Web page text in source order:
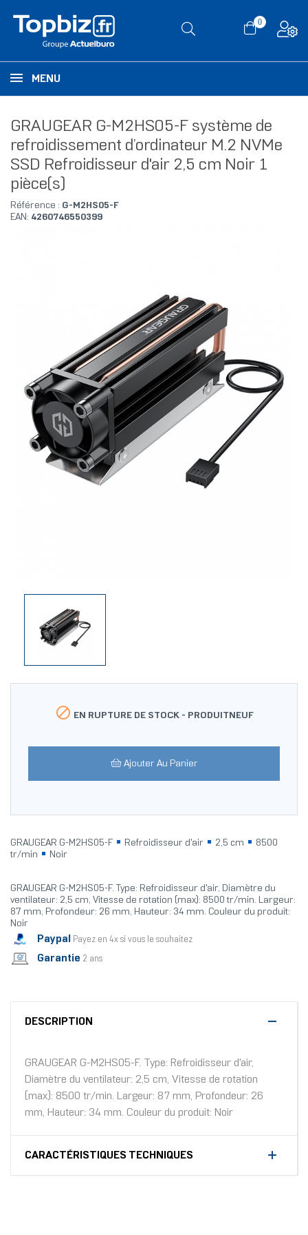
0
MENU
GRAUGEAR G-M2HS05-F système de
refroidissement d’ordinateur M.2 NVMe
SSD Refroidisseur d'air 2,5 cm Noir 1
pièce(s)
Référence : G-M2HS05-F
EAN: 4260746550399
 EN RUPTURE DE STOCK - PRODUITNEUF
Ajouter Au Panier
GRAUGEAR G-M2HS05-F Refroidisseur d'air 2,5 cm
8500
tr/min
Noir
GRAUGEAR G-M2HS05-F. Type: Refroidisseur d'air, Diamètre du
ventilateur: 2,5 cm, Vitesse de rotation (max): 8500 tr/min. Largeur:
87 mm, Profondeur: 26 mm, Hauteur: 34 mm. Couleur du produit:
Noir
Paypal Payez en 4x si vous le souhaitez
Garantie 2 ans
DESCRIPTION
GRAUGEAR G-M2HS05-F. Type: Refroidisseur d'air,
Diamètre du ventilateur: 2,5 cm, Vitesse de rotation
(max): 8500 tr/min. Largeur: 87 mm, Profondeur: 26
mm, Hauteur: 34 mm. Couleur du produit: Noir
CARACTÉRISTIQUES TECHNIQUES